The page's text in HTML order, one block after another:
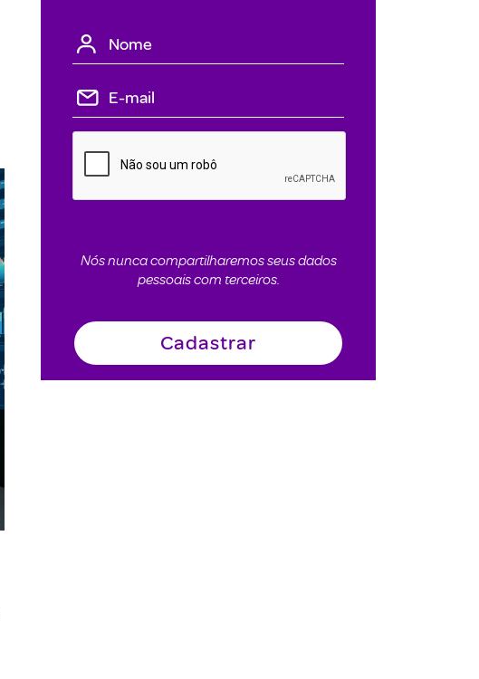
Nós nunca compartilharemos seus dados
pessoais com terceiros.